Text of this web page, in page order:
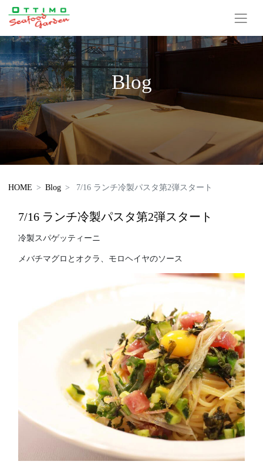
Blog
HOME Blog 7/16 ランチ冷製パスタ第2弾スタート
7/16 ランチ冷製パスタ第2弾スタート
冷製スパゲッティーニ
メバチマグロとオクラ、モロヘイヤのソース